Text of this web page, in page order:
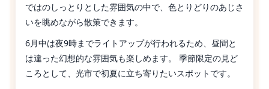
ではのしっとりとした雰囲気の中で、色とりどりのあじさ
いを眺めながら散策できます。
6月中は夜9時までライトアップが行われるため、昼間と
は違った幻想的な雰囲気も楽しめます。 季節限定の見ど
ころとして、光市で初夏に立ち寄りたいスポットです。